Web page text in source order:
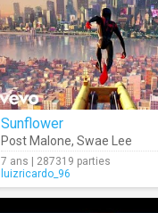
Sunflower
Post Malone, Swae Lee
7 ans | 287319 parties
luizricardo_96